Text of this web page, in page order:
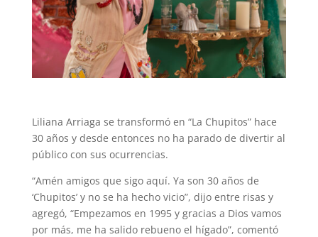
Liliana Arriaga se transformó en “La Chupitos” hace
30 años y desde entonces no ha parado de divertir al
público con sus ocurrencias.
“Amén amigos que sigo aquí. Ya son 30 años de
‘Chupitos’ y no se ha hecho vicio”, dijo entre risas y
agregó, “Empezamos en 1995 y gracias a Dios vamos
por más, me ha salido rebueno el hígado”, comentó